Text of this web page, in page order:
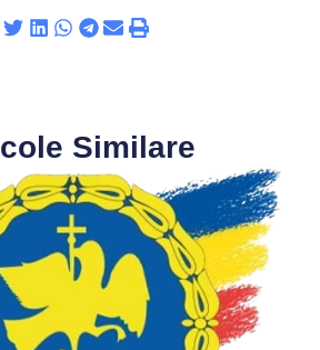
Similare